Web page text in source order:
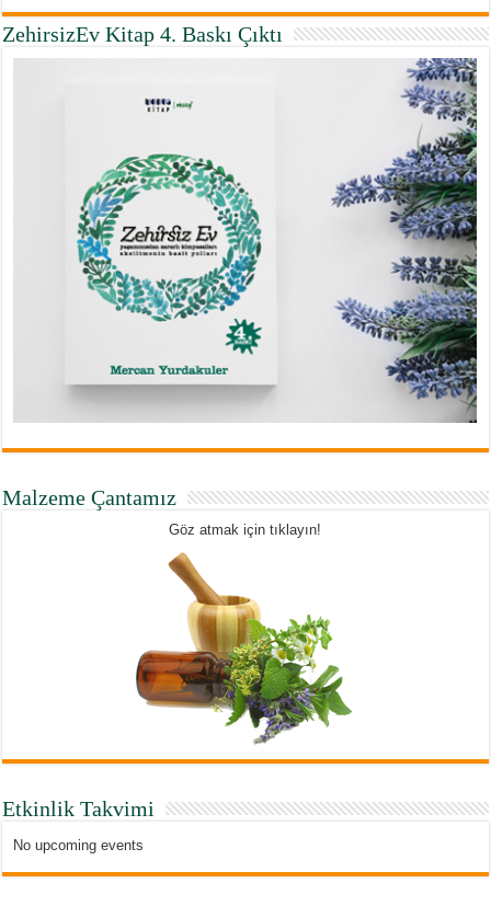
ZehirsizEv Kitap 4. Baskı Çıktı
Malzeme Çantamız
Göz atmak için tıklayın!
Etkinlik Takvimi
No upcoming events